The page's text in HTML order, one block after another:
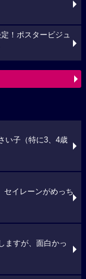
！ポスタービジュ
い子（特に3、4歳
イレーンがめっち
ますが、面白かっ